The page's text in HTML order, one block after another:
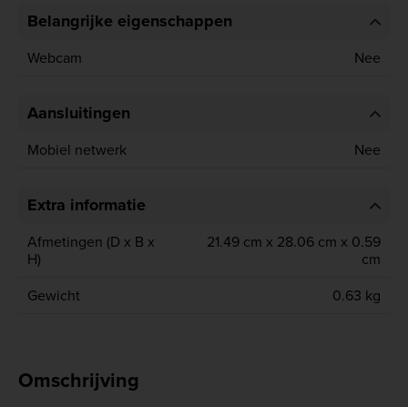
Belangrijke eigenschappen
Webcam Nee
Aansluitingen
Mobiel netwerk Nee
Extra informatie
Afmetingen (D x B x
H)
21.49 cm x 28.06 cm x 0.59
cm
Gewicht
0.63 kg
Omschrijving